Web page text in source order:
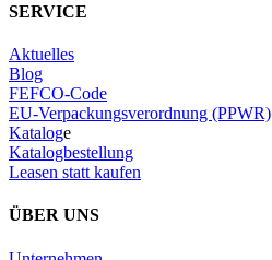
SERVICE
Aktuelles
Blog
FEFCO-Code
EU-Verpackungsverordnung (PPWR)
Kataloge
Katalogbestellung
Leasen statt kaufen
ÜBER UNS